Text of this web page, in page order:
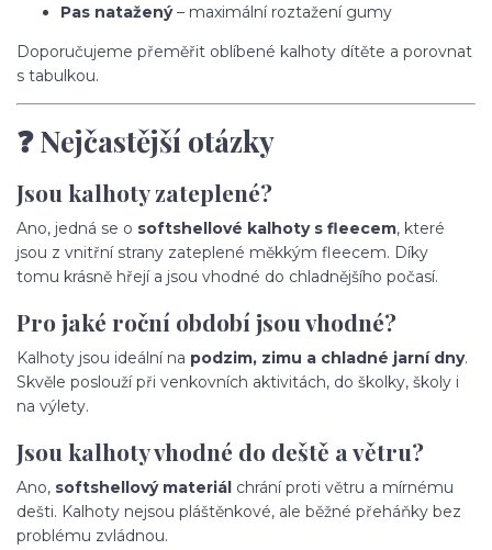
Pas natažený– maximální roztažení gumy
Doporučujeme přeměřit oblíbené kalhoty dítěte a porovnat
s tabulkou.
❓ Nejčastější otázky
Jsou kalhoty zateplené?
Ano, jedná se o softshellové kalhoty s fleecem, které
jsou z vnitřní strany zateplené měkkým fleecem. Díky
tomu krásně hřejí a jsou vhodné do chladnějšího počasí.
Pro jaké roční období jsou vhodné?
Kalhoty jsou ideální na podzim, zimu a chladné jarní dny.
Skvěle poslouží při venkovních aktivitách, do školky, školy i
na výlety.
Jsou kalhoty vhodné do deště a větru?
Ano, softshellový materiál chrání proti větru a mírnému
dešti. Kalhoty nejsou pláštěnkové, ale běžné přeháňky bez
problému zvládnou.